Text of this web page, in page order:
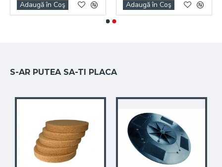
Adaugă în Coş Adaugă în Coş
S-AR PUTEA SA-TI PLACA